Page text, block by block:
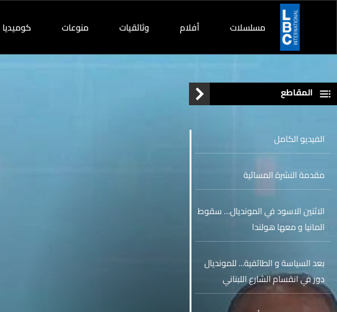
مسلسلات أفلام وثائقيات منوعات كوميديا
المقاطع
الفيديو الكامل
مقدمة النشرة المسائية
الاثنين الاسود في المونديال… سقوط
المانيا و معها هولندا
بعد السياسة و الطائفية... للمونديال
دور في انقسام الشارع اللبناني